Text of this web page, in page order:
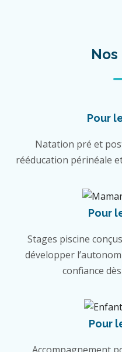
Pour
Natation pré et
rééducation périnéale
Pour
Stages piscine
développer
confiance
Pour